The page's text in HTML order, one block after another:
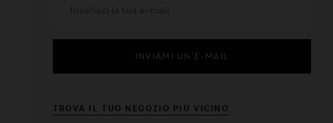
INVIAMI UN'E-MAIL
TROVA IL TUO NEGOZIO PIÙ VICINO